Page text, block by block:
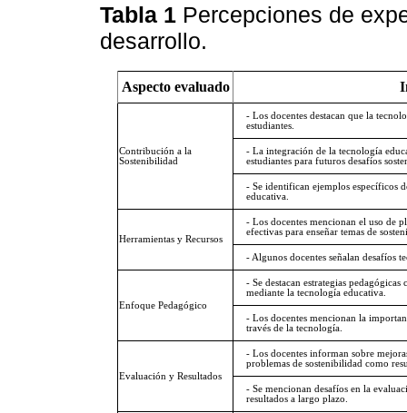
Tabla 1 Percepciones de
desarrollo.
Aspecto evaluado
Contribución a la
Sostenibilidad
- Los docentes destacan que la
estudiantes.
- La integración de la tecnología
estudiantes para futuros desafíos
- Se identifican ejemplos específicos
educativa.
Herramientas y Recursos
- Los docentes mencionan el uso de
efectivas para enseñar temas de
- Algunos docentes señalan desafíos
Enfoque Pedagógico
- Se destacan estrategias
mediante la tecnología educativa.
- Los docentes mencionan la
través de la tecnología.
Evaluación y Resultados
- Los docentes informan sobre
problemas de sostenibilidad como
- Se mencionan desafíos en la
resultados a largo plazo.